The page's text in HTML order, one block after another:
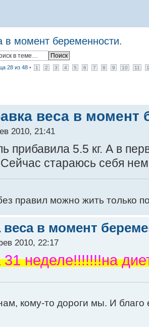
в момент беременности.
28 из 48 • 1 2 3 4 5 6 7 8 9 10 11
веса в момент
2010, 21:41
прибавила 5.5 кг. А в
стараюсь себя
правил можно жить только
в момент
2010, 22:17
31 неделе!!!!!!!на
кому-то дороги мы. И благо